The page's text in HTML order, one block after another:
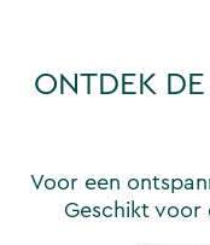
ONTDEK
Voor een
Geschikt